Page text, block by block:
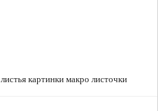
листья картинки макро листочки